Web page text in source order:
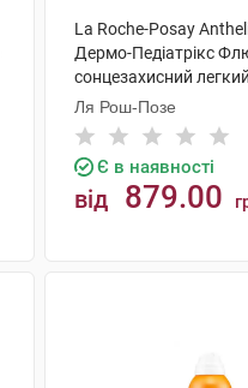
La Roche-Posay
Дермо-Педіатрікс
сонцезахисний
чутливої шкіри дітей
1 флакон
Ля Рош-Позе
Є в наявності
від 879.00